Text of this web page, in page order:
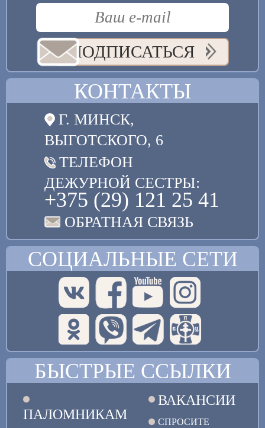
ПОДПИСАТЬСЯ
КОНТАКТЫ
Г. МИНСК,
ВЫГОТСКОГО, 6
ТЕЛЕФОН
ДЕЖУРНОЙ СЕСТРЫ:
+375 (29) 121 25 41
ОБРАТНАЯ СВЯЗЬ
СОЦИАЛЬНЫЕ СЕТИ
БЫСТРЫЕ ССЫЛКИ
ПАЛОМНИКАМ
ВАКАНСИИ
СПРОСИТЕ